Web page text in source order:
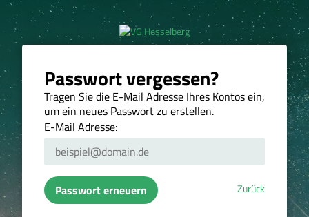
Passwort vergessen?
Tragen Sie die E-Mail Adresse Ihres Kontos ein,
um ein neues Passwort zu erstellen.
E-Mail Adresse:
Passwort erneuern Zurück